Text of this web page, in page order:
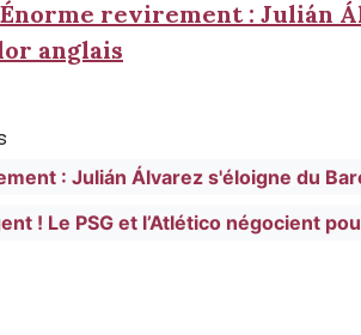
Énorme revirement : Julián
anglais
: Julián Álvarez s'éloigne du
! Le PSG et l’Atlético négocient